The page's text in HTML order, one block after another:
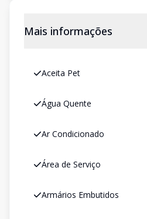
Mais informações
Aceita Pet
Água Quente
Ar Condicionado
Área de Serviço
Armários Embutidos